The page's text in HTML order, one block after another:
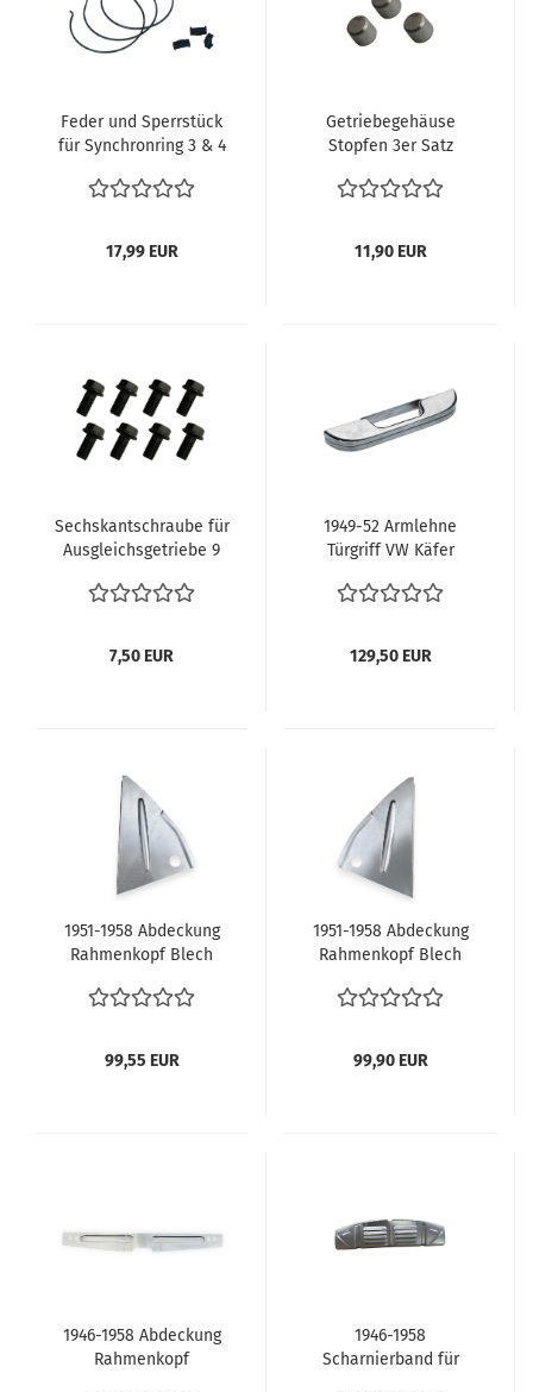
Feder und Sperrstück
für Synchronring 3 & 4
Käfer T1 T2 Karmann
113309313 Getriebe
überholen
17,99 EUR
Getriebegehäuse
Stopfen 3er Satz
T3 Käfer Karmann
113311599
11,90 EUR
Sechskantschraube für
Ausgleichsgetriebe 9
Übersetzung VW Käfer
014 409 135 014409135
Schrauben Kegel- und
7,50 EUR
1949-52 Armlehne
Türgriff VW Käfer
Innenausstattung Griff
129,50 EUR
1951-1958 Abdeckung
Rahmenkopf Blech
Ovali 111701059A
99,55 EUR
1951-1958 Abdeckung
Rahmenkopf Blech
Ovali 111701060A
99,90 EUR
1946-1958 Abdeckung
Rahmenkopf
1946-1958
Scharnierband für